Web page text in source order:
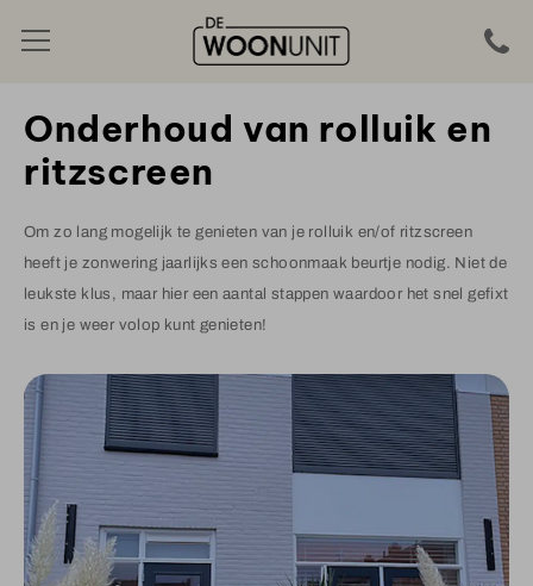
Onderhoud van rolluik en
ritzscreen
Om zo lang mogelijk te genieten van je rolluik en/of ritzscreen
heeft je zonwering jaarlijks een schoonmaak beurtje nodig. Niet de
leukste klus, maar hier een aantal stappen waardoor het snel gefixt
is en je weer volop kunt genieten!